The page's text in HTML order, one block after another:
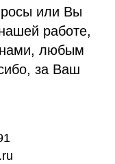
или Вы
работе,
нами, любым
за Ваш